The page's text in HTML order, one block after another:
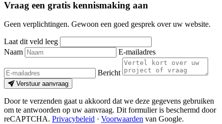
Vraag een gratis kennismaking aan
Geen verplichtingen. Gewoon een goed gesprek over uw website.
Laat dit veld leeg
Naam
E-mailadres
Bericht
Verstuur aanvraag
Door te verzenden gaat u akkoord dat we deze gegevens gebruiken
om te antwoorden op uw aanvraag. Dit formulier is beschermd door
reCAPTCHA. Privacybeleid · Voorwaarden van Google.